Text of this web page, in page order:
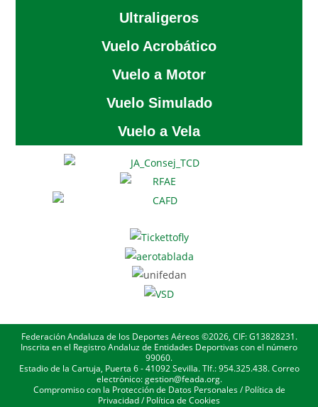
Ultraligeros
Vuelo Acrobático
Vuelo a Motor
Vuelo Simulado
Vuelo a Vela
Federación Andaluza de los Deportes Aéreos ©2026, CIF: G13828231.
Inscrita en el Registro Andaluz de Entidades Deportivas con el número
99060.
Estadio de la Cartuja, Puerta 6 - 41092 Sevilla. Tlf.: 954.325.438. Correo
electrónico: gestion@feada.org.
Compromiso con la Protección de Datos Personales/Política de
Privacidad/Política de Cookies